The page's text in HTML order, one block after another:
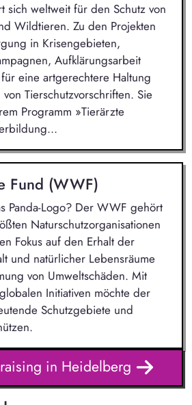
sich weltweit für den Schutz von
Wildtieren. Zu den Projekten
in Krisengebieten,
Aufklärungsarbeit
eine artgerechtere Haltung
Tierschutzvorschriften. Sie
Programm »Tierärzte
Fund (WWF)
Panda-Logo? Der WWF gehört
Naturschutzorganisationen
Fokus auf den Erhalt der
und natürlicher Lebensräume
von Umweltschäden. Mit
Initiativen möchte der
Schutzgebiete und
in Heidelberg